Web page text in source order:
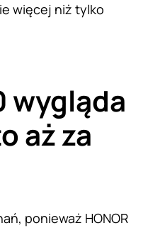
więcej niż tylko
wygląda
aż za
ponieważ HONOR